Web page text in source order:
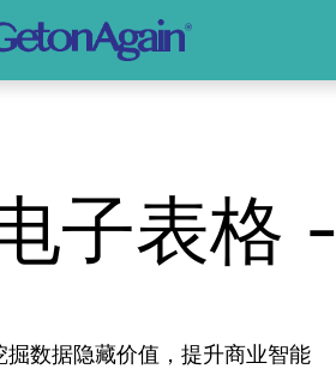
子表格 -
掘数据隐藏价值，提升商业智能